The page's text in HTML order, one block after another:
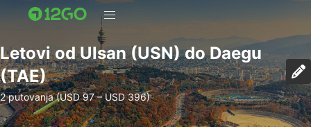
Letovi od Ulsan (USN) do Daegu
(TAE)
2 putovanja (USD 97 – USD 396)